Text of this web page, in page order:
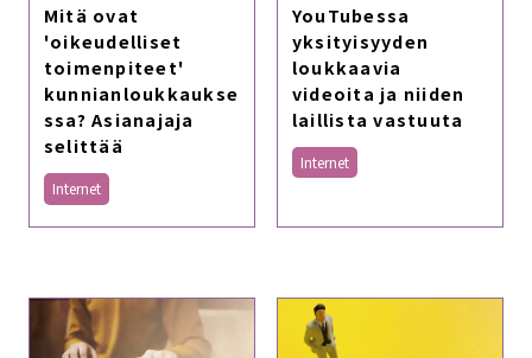
Mitä ovat
'oikeudelliset
toimenpiteet'
kunnianloukkaukse
ssa? Asianajaja
selittää
Internet
YouTubessa
yksityisyyden
loukkaavia
videoita ja niiden
laillista vastuuta
Internet